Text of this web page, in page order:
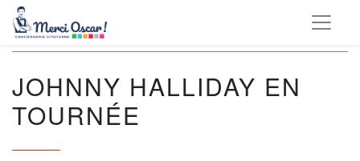
JOHNNY HALLIDAY EN
TOURNÉE